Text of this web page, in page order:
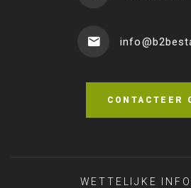
CONTACTEER
WETTELIJKE